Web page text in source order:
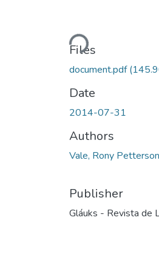
Loading...
Files
document.pdf
Date
2014-07-31
Authors
Vale, Rony
Publisher
Gláuks - Revista de